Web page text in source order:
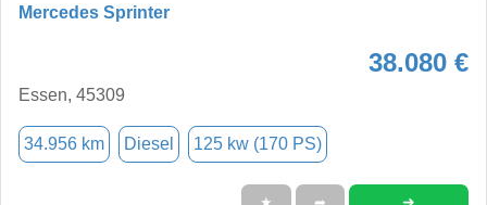
Mercedes Sprinter
38.080 €
Essen, 45309
34.956 km Diesel 125 kw (170 PS)